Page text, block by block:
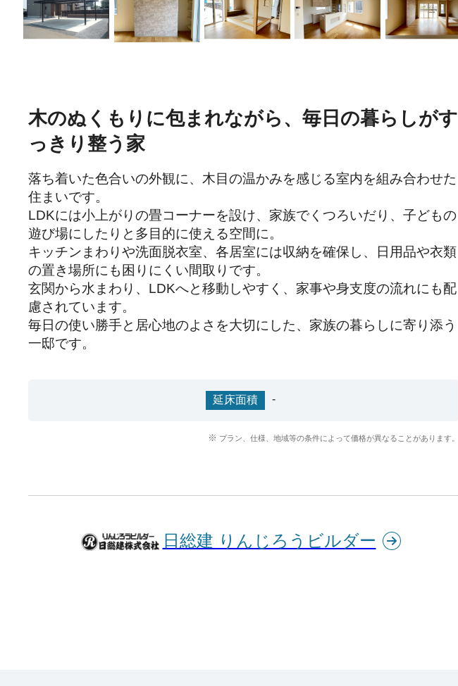
木のぬくもりに包まれながら、毎日の暮らしがす
っきり整う家
落ち着いた色合いの外観に、木目の温かみを感じる室内を組み合わせた
住まいです。
LDKには小上がりの畳コーナーを設け、家族でくつろいだり、子どもの
遊び場にしたりと多目的に使える空間に。
キッチンまわりや洗面脱衣室、各居室には収納を確保し、日用品や衣類
の置き場所にも困りにくい間取りです。
玄関から水まわり、LDKへと移動しやすく、家事や身支度の流れにも配
慮されています。
毎日の使い勝手と居心地のよさを大切にした、家族の暮らしに寄り添う
一邸です。
延床面積 -
プラン、仕様、地域等の条件によって価格が異なることがあります。
日総建 りんじろうビルダー